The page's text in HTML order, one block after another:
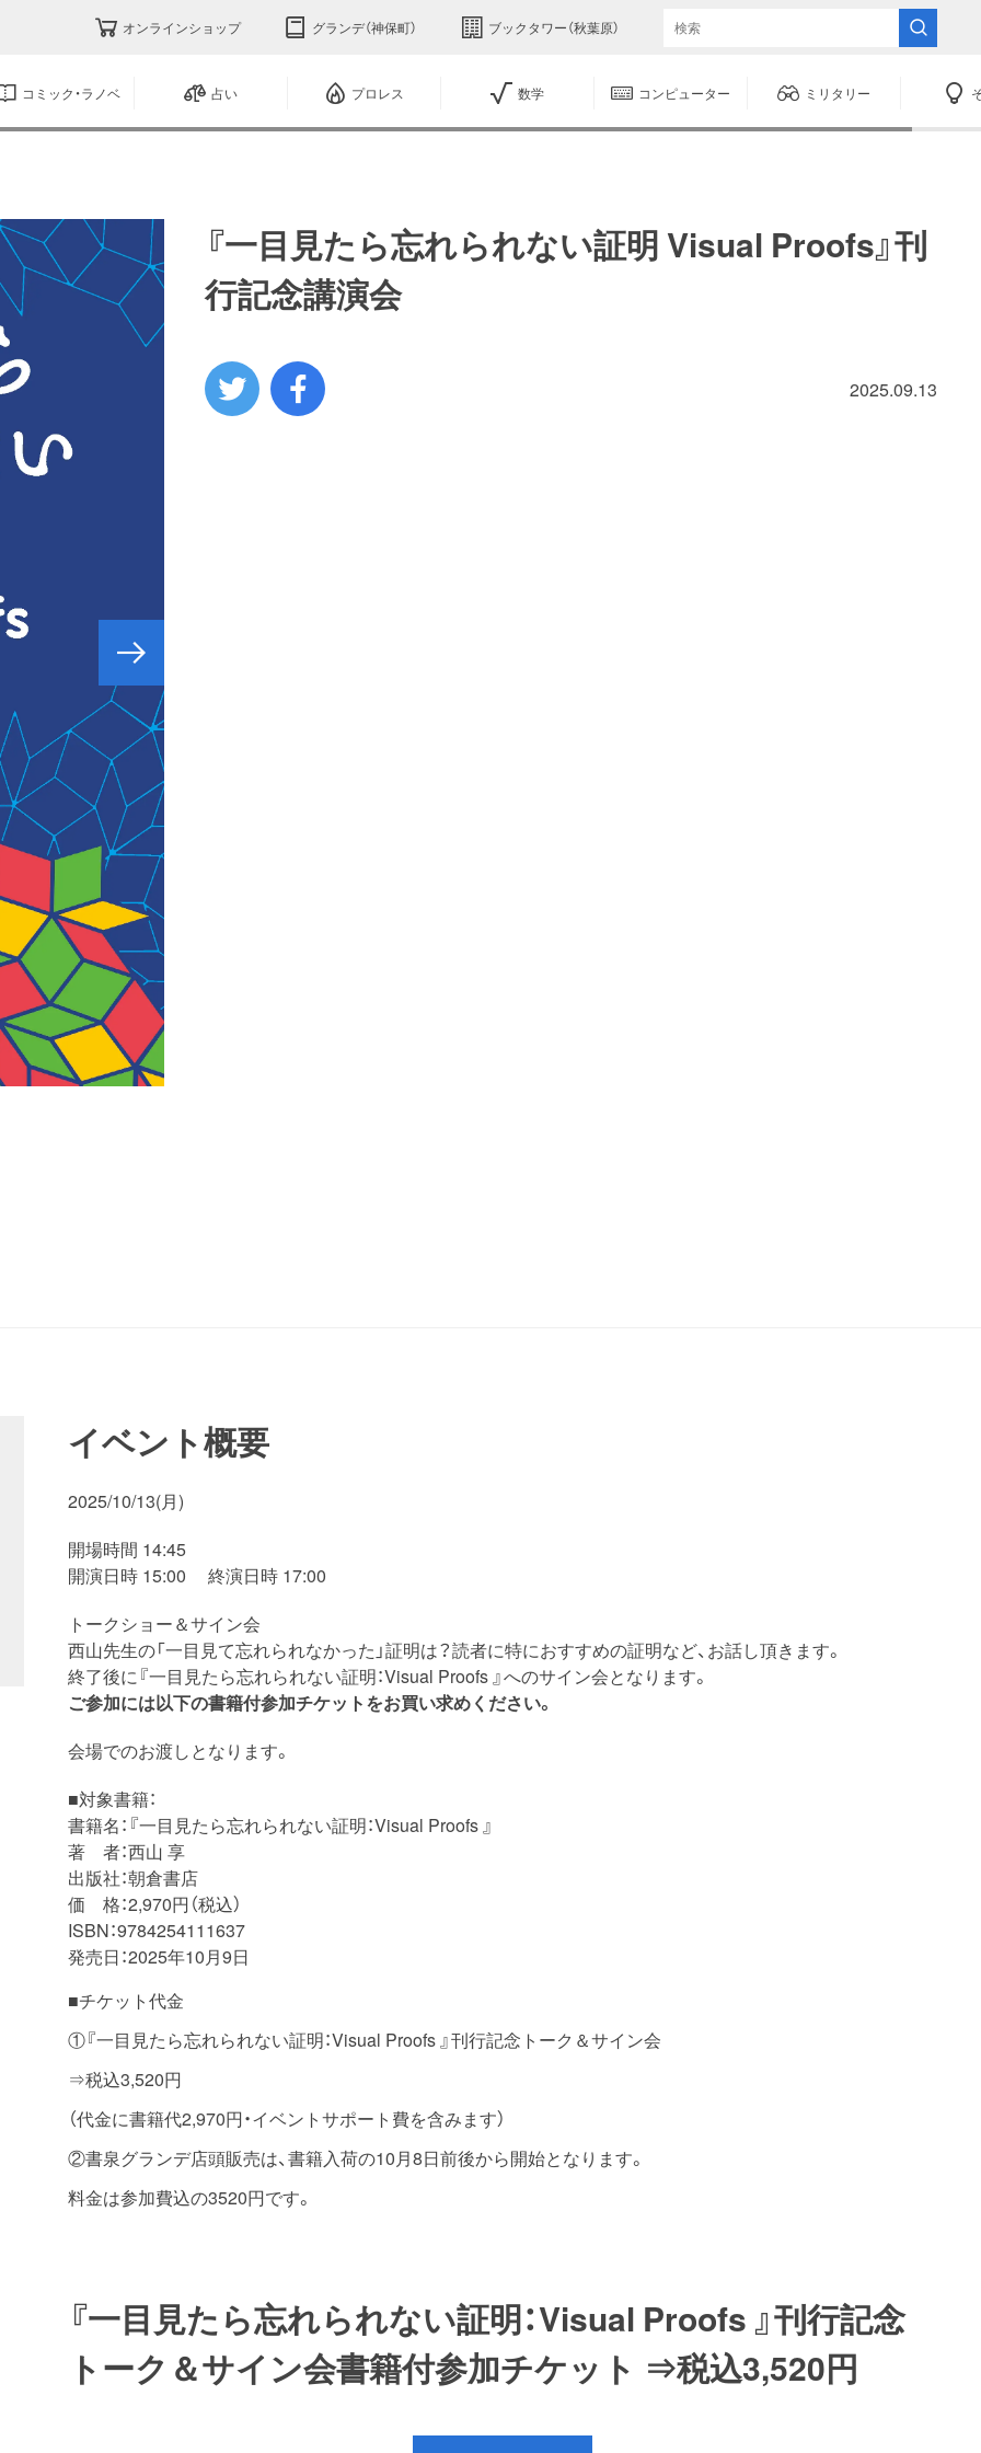
オンラインショップ グランデ（神保町） ブックタワー（秋葉原）
コミック・ラノベ 占い プロレス 数学 コンピューター ミリタリー
『一目見たら忘れられない証明 Visual Proofs』刊
行記念講演会
2025.09.13
イベント概要
2025/10/13(月)
開場時間 14:45
開演日時 15:00 終演日時 17:00
トークショー＆サイン会
西山先生の「一目見て忘れられなかった」証明は？読者に特におすすめの証明など、お話し頂きます。
終了後に『一目見たら忘れられない証明：Visual Proofs 』へのサイン会となります。
ご参加には以下の書籍付参加チケットをお買い求めください。
会場でのお渡しとなります。
■対象書籍：
書籍名：『一目見たら忘れられない証明：Visual Proofs 』
著 者：西山 享
出版社：朝倉書店
価 格：2,970円（税込）
ISBN：9784254111637
発売日：2025年10月9日
■チケット代金
①『一目見たら忘れられない証明：Visual Proofs 』刊行記念トーク＆サイン会
⇒税込3,520円
（代金に書籍代2,970円・イベントサポート費を含みます）
②書泉グランデ店頭販売は、書籍入荷の10月8日前後から開始となります。
料金は参加費込の3520円です。
『一目見たら忘れられない証明：Visual Proofs 』刊行記念
トーク＆サイン会書籍付参加チケット ⇒税込3,520円